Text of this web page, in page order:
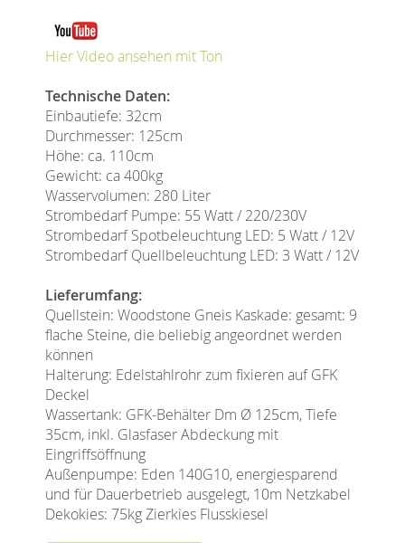
Hier Video ansehen mit Ton
Technische Daten:
Einbautiefe: 32cm
Durchmesser: 125cm
Höhe: ca. 110cm
Gewicht: ca 400kg
Wasservolumen: 280 Liter
Strombedarf Pumpe: 55 Watt / 220/230V
Strombedarf Spotbeleuchtung LED: 5 Watt / 12V
Strombedarf Quellbeleuchtung LED: 3 Watt / 12V
Lieferumfang:
Quellstein: Woodstone Gneis Kaskade: gesamt: 9
flache Steine, die beliebig angeordnet werden
können
Halterung: Edelstahlrohr zum fixieren auf GFK
Deckel
Wassertank: GFK-Behälter Dm Ø 125cm, Tiefe
35cm, inkl. Glasfaser Abdeckung mit
Eingriffsöffnung
Außenpumpe: Eden 140G10, energiesparend
und für Dauerbetrieb ausgelegt, 10m Netzkabel
Dekokies: 75kg Zierkies Flusskiesel